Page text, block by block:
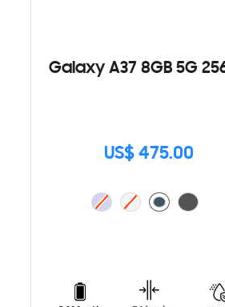
Galaxy A37 8GB 5G
US$ 475.00